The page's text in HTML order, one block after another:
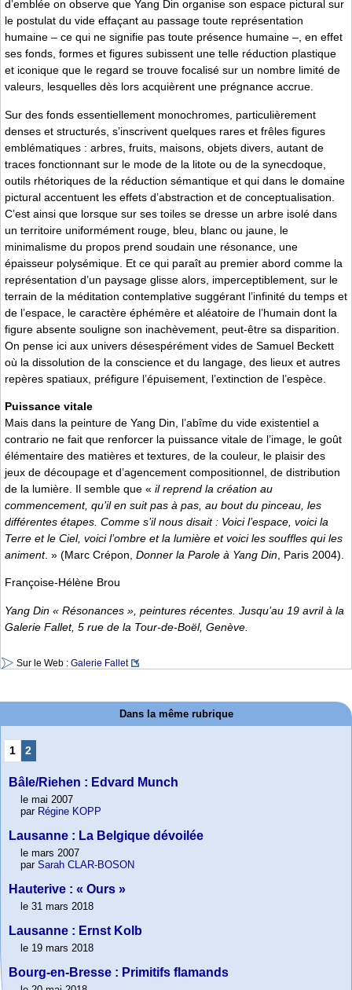
d’emblée on observe que Yang Din organise son espace pictural sur
le postulat du vide effaçant au passage toute représentation
humaine – ce qui ne signifie pas toute présence humaine –, en effet
ses fonds, formes et figures subissent une telle réduction plastique
et iconique que le regard se trouve focalisé sur un nombre limité de
valeurs, lesquelles dès lors acquièrent une prégnance accrue.
Sur des fonds essentiellement monochromes, particulièrement
denses et structurés, s’inscrivent quelques rares et frêles figures
emblématiques : arbres, fruits, maisons, objets divers, autant de
traces fonctionnant sur le mode de la litote ou de la synecdoque,
outils rhétoriques de la réduction sémantique et qui dans le domaine
pictural accentuent les effets d’abstraction et de conceptualisation.
C’est ainsi que lorsque sur ses toiles se dresse un arbre isolé dans
un territoire uniformément rouge, bleu, blanc ou jaune, le
minimalisme du propos prend soudain une résonance, une
épaisseur polysémique. Et ce qui paraît au premier abord comme la
représentation d’un paysage glisse alors, imperceptiblement, sur le
terrain de la méditation contemplative suggérant l’infinité du temps et
de l’espace, le caractère éphémère et aléatoire de l’humain dont la
figure absente souligne son inachèvement, peut-être sa disparition.
On pense ici aux univers désespérément vides de Samuel Beckett
où la dissolution de la conscience et du langage, des lieux et autres
repères spatiaux, préfigure l’épuisement, l’extinction de l’espèce.
Puissance vitale
Mais dans la peinture de Yang Din, l’abîme du vide existentiel a
contrario ne fait que renforcer la puissance vitale de l’image, le goût
élémentaire des matières et textures, de la couleur, le plaisir des
jeux de découpage et d’agencement compositionnel, de distribution
de la lumière. Il semble que « il reprend la création au
commencement, qu’il en suit pas à pas, au bout du pinceau, les
différentes étapes. Comme s’il nous disait : Voici l’espace, voici la
Terre et le Ciel, voici l’ombre et la lumière et voici les souffles qui les
animent. » (Marc Crépon, Donner la Parole à Yang Din , Paris 2004).
Françoise-Hélène Brou
Yang Din « Résonances », peintures récentes. Jusqu’au 19 avril à la
Galerie Fallet, 5 rue de la Tour-de-Boël, Genève.
Sur le Web : Galerie Fallet
Dans la même rubrique
1 2
Bâle/Riehen : Edvard Munch
le mai 2007
par Régine KOPP
Lausanne : La Belgique dévoilée
le mars 2007
par Sarah CLAR-BOSON
Hauterive : « Ours »
le 31 mars 2018
Lausanne : Ernst Kolb
le 19 mars 2018
Bourg-en-Bresse : Primitifs flamands